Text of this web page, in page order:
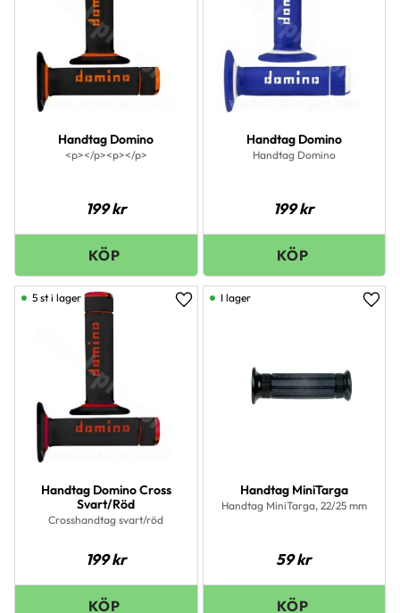
Handtag Domino
<p></p><p></p>
199kr
Handtag Domino
Handtag Domino
199kr
Handtag Domino Cross
Svart/Röd
Crosshandtag svart/röd
199kr
Lägg till i favoriter
5 st i lager
Handtag MiniTarga
Handtag MiniTarga, 22/25 mm
59kr
I lager